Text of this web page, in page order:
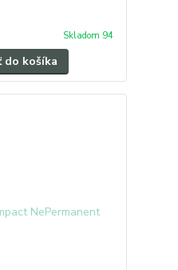
Skladom 94
do košíka